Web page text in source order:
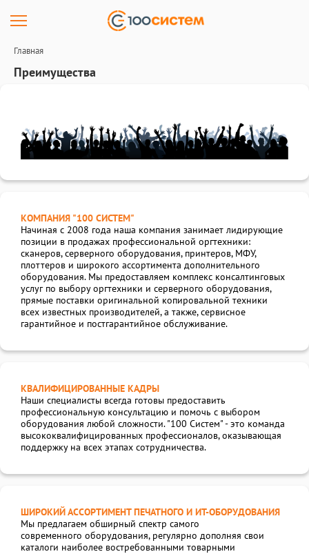
Главная
Преимущества
КОМПАНИЯ "100 СИСТЕМ"
Начиная с 2008 года наша компания занимает лидирующие
позиции в продажах профессиональной оргтехники:
сканеров, серверного оборудования, принтеров, МФУ,
плоттеров и широкого ассортимента дополнительного
оборудования. Мы предоставляем комплекс консалтинговых
услуг по выбору оргтехники и серверного оборудования,
прямые поставки оригинальной копировальной техники
всех известных производителей, а также, сервисное
гарантийное и постгарантийное обслуживание.
КВАЛИФИЦИРОВАННЫЕ КАДРЫ
Наши специалисты всегда готовы предоставить
профессиональную консультацию и помочь с выбором
оборудования любой сложности. "100 Систем" - это команда
высококвалифицированных профессионалов, оказывающая
поддержку на всех этапах сотрудничества.
ШИРОКИЙ АССОРТИМЕНТ ПЕЧАТНОГО И ИТ-ОБОРУДОВАНИЯ
Мы предлагаем обширный спектр самого
современного оборудования, регулярно дополняя свои
каталоги наиболее востребованными товарными